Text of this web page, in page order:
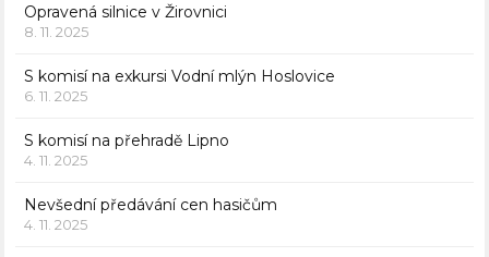
Opravená silnice v Žirovnici
8. 11. 2025
S komisí na exkursi Vodní mlýn Hoslovice
6. 11. 2025
S komisí na přehradě Lipno
4. 11. 2025
Nevšední předávání cen hasičům
4. 11. 2025